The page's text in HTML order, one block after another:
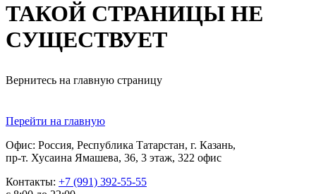
ТАКОЙ СТРАНИЦЫ НЕ
СУЩЕСТВУЕТ
Вернитесь на главную страницу
Перейти на главную
Офис: Россия, Республика Татарстан, г. Казань,
пр-т. Хусаина Ямашева, 36, 3 этаж, 322 офис
Контакты: +7 (991) 392-55-55